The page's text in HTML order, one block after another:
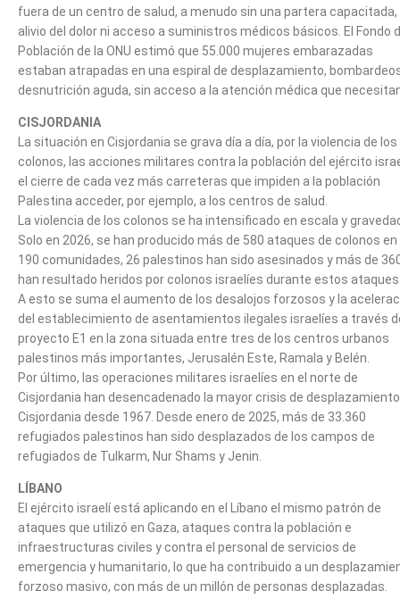
fuera de un centro de salud, a menudo sin una partera capacitada,
alivio del dolor ni acceso a suministros médicos básicos. El Fondo
Población de la ONU estimó que 55.000 mujeres embarazadas
estaban atrapadas en una espiral de desplazamiento,
desnutrición aguda, sin acceso a la atención médica que
CISJORDANIA
La situación en Cisjordania se grava día a día, por la violencia de los
colonos, las acciones militares contra la población del ejército
el cierre de cada vez más carreteras que impiden a la población
Palestina acceder, por ejemplo, a los centros de salud.
La violencia de los colonos se ha intensificado en escala y
Solo en 2026, se han producido más de 580 ataques de colonos en
190 comunidades, 26 palestinos han sido asesinados y más de
han resultado heridos por colonos israelíes durante estos
A esto se suma el aumento de los desalojos forzosos y la
del establecimiento de asentamientos ilegales israelíes a través
proyecto E1 en la zona situada entre tres de los centros urbanos
palestinos más importantes, Jerusalén Este, Ramala y Belén.
Por último, las operaciones militares israelíes en el norte de
Cisjordania han desencadenado la mayor crisis de
Cisjordania desde 1967. Desde enero de 2025, más de 33.360
refugiados palestinos han sido desplazados de los campos de
refugiados de Tulkarm, Nur Shams y Jenin.
LÍBANO
El ejército israelí está aplicando en el Líbano el mismo patrón de
ataques que utilizó en Gaza, ataques contra la población e
infraestructuras civiles y contra el personal de servicios de
emergencia y humanitario, lo que ha contribuido a un
forzoso masivo, con más de un millón de personas desplazadas.